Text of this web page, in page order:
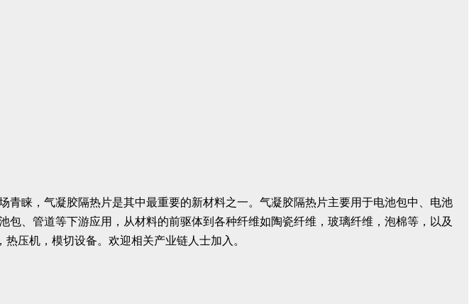
睐，气凝胶隔热片是其中最重要的新材料之一。气凝胶隔热片主要用于电池包中、电池
、管道等下游应用，从材料的前驱体到各种纤维如陶瓷纤维，玻璃纤维，泡棉等，以及
压机，模切设备。欢迎相关产业链人士加入。